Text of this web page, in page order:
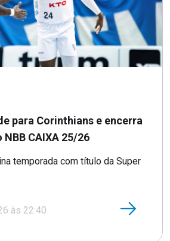
para Corinthians e encerra
CAIXA 25/26
temporada com título da Super
às 22:40